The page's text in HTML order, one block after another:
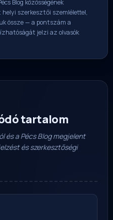
Blog közösségének
szerkesztői szemlélettel,
össze — a pontszám a
jelzi az olvasók
tartalom
és a Pécs Blog megjelent
és szerkesztőségi